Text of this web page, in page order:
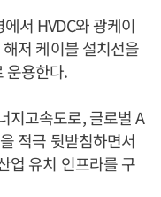
서 HVDC와 광케이
저 케이블 설치선을
운용한다.
지고속도로, 글로벌 A
적극 뒷받침하면서
업 유치 인프라를 구